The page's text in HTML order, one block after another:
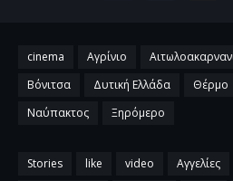
cinema Αγρίνιο
Βόνιτσα
Δυτική Ελλάδα Θέρμο
Ναύπακτος
Ξηρόμερο
Stories like video Αγγελίες